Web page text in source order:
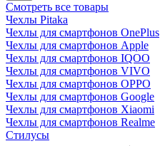
Смотреть все товары
Чехлы Pitaka
Чехлы для смартфонов OnePlus
Чехлы для смартфонов Apple
Чехлы для смартфонов IQOO
Чехлы для смартфонов VIVO
Чехлы для смартфонов OPPO
Чехлы для смартфонов Google
Чехлы для смартфонов Xiaomi
Чехлы для смартфонов Realme
Стилусы